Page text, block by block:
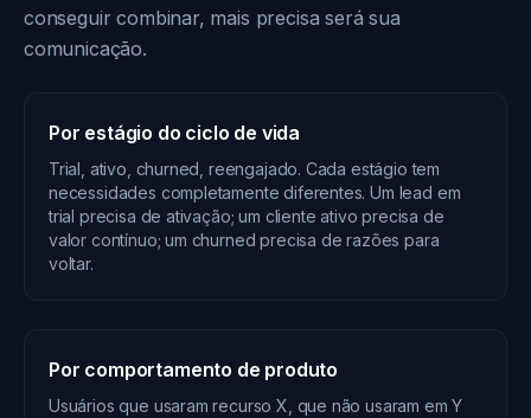
conseguir combinar, mais precisa será sua
comunicação.
Por estágio do ciclo de vida
Trial, ativo, churned, reengajado. Cada estágio tem
necessidades completamente diferentes. Um lead em
trial precisa de ativação; um cliente ativo precisa de
valor contínuo; um churned precisa de razões para
voltar.
Por comportamento de produto
Usuários que usaram recurso X, que não usaram em Y